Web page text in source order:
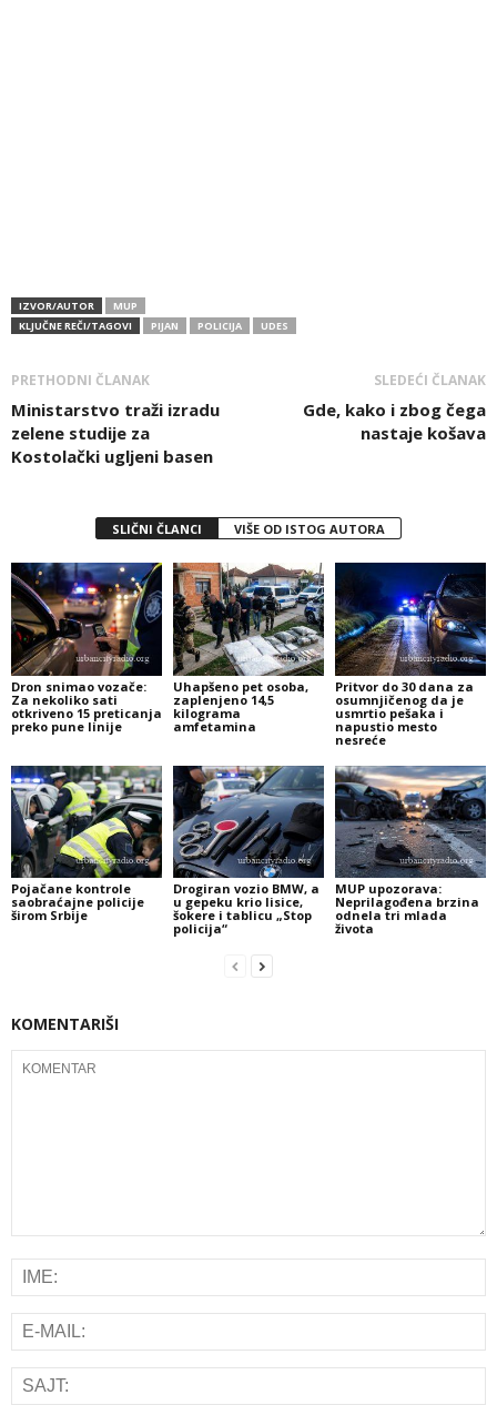
IZVOR/AUTOR
MUP
KLJUČNE REČI/TAGOVI
PIJAN POLICIJA UDES
PRETHODNI ČLANAK
Ministarstvo traži izradu
zelene studije za
Kostolački ugljeni basen
SLEDEĆI ČLANAK
Gde, kako i zbog čega
nastaje košava
SLIČNI ČLANCI VIŠE OD ISTOG AUTORA
Dron snimao vozače:
Za nekoliko sati
otkriveno 15 preticanja
preko pune linije
Uhapšeno pet osoba,
zaplenjeno 14,5
kilograma
amfetamina
Pritvor do 30 dana za
osumnjičenog da je
usmrtio pešaka i
napustio mesto
nesreće
Pojačane kontrole
saobraćajne policije
širom Srbije
Drogiran vozio BMW, a
u gepeku krio lisice,
šokere i tablicu „Stop
policija“
MUP upozorava:
Neprilagođena brzina
odnela tri mlada
života
KOMENTARIŠI